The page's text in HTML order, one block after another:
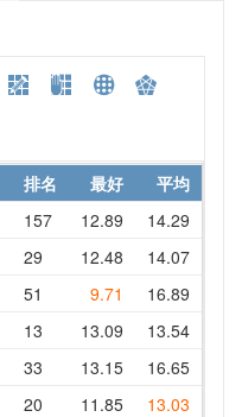
排名 最好 平均
157 12.89 14.29
29 12.48 14.07
51 9.71 16.89
13 13.09 13.54
33 13.15 16.65
20 11.85 13.03